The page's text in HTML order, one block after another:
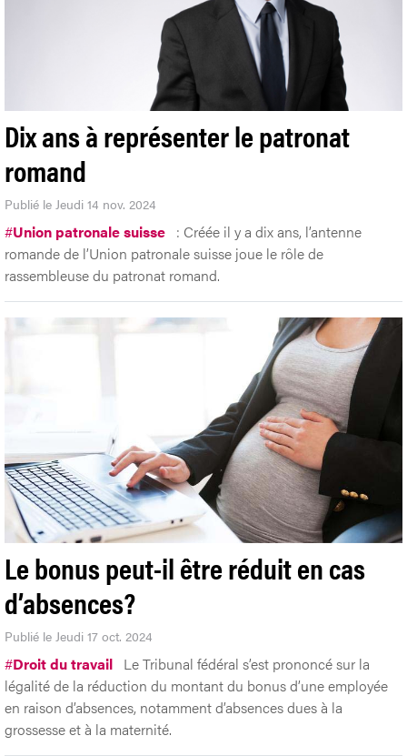
Dix ans à représenter le patronat
romand
Publié le Jeudi 14 nov. 2024
#Union patronale suisse : Créée il y a dix ans, l’antenne
romande de l’Union patronale suisse joue le rôle de
rassembleuse du patronat romand.
Le bonus peut-il être réduit en cas
d’absences?
Publié le Jeudi 17 oct. 2024
#Droit du travail Le Tribunal fédéral s’est prononcé sur la
légalité de la réduction du montant du bonus d’une employée
en raison d’absences, notamment d’absences dues à la
grossesse et à la maternité.